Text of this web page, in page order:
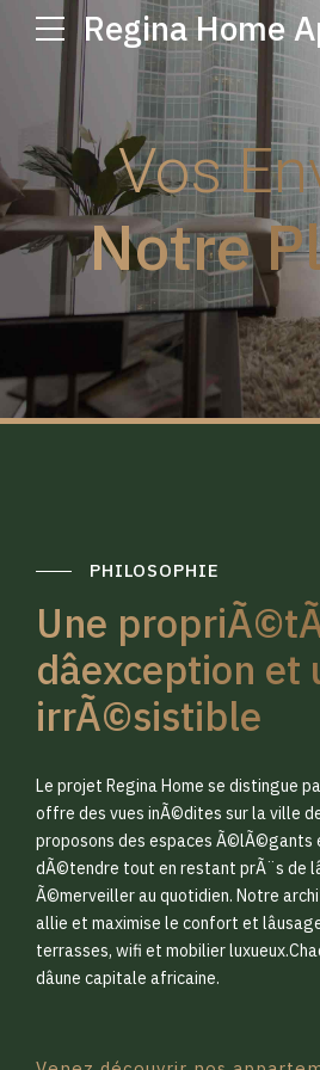
Regina Home
Vos
Notre
PHILOSOPHIE
Une
dâexception
irrÃ©sistible
Le projet Regina Home se distingue
offre des vues inÃ©dites sur la ville
proposons des espaces Ã©lÃ©gants
dÃ©tendre tout en restant prÃ¨s de
Ã©merveiller au quotidien. Notre
allie et maximise le confort et
terrasses, wifi et mobilier
dâune capitale africaine.
0
1
2
3
0
1
2
3